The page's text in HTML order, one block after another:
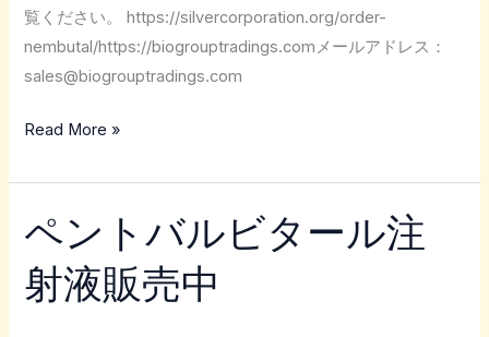
覧ください。 https://silvercorporation.org/order-
nembutal/https://biogrouptradings.comメールアドレス：
sales@biogrouptradings.com
Read More »
ペントバルビタール注
射液販売中
ペ
ト
バ